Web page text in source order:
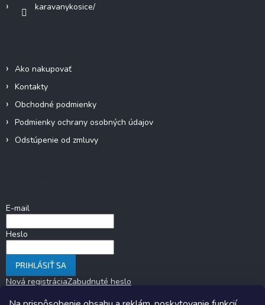
karavanykosice/
Ako nakupovať
Kontakty
Obchodné podmienky
Podmienky ochrany osobných údajov
Odstúpenie od zmluvy
E-mail
Heslo
PRIHLÁSIŤ SA
Nová registráciaZabudnuté heslo